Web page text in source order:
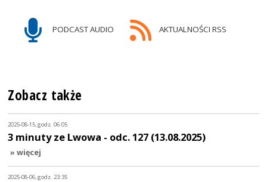
PODCAST AUDIO AKTUALNOŚCI RSS
Zobacz także
2025-08-15, godz. 06:05
3 minuty ze Lwowa - odc. 127 (13.08.2025)
» więcej
2025-08-06, godz. 23:35